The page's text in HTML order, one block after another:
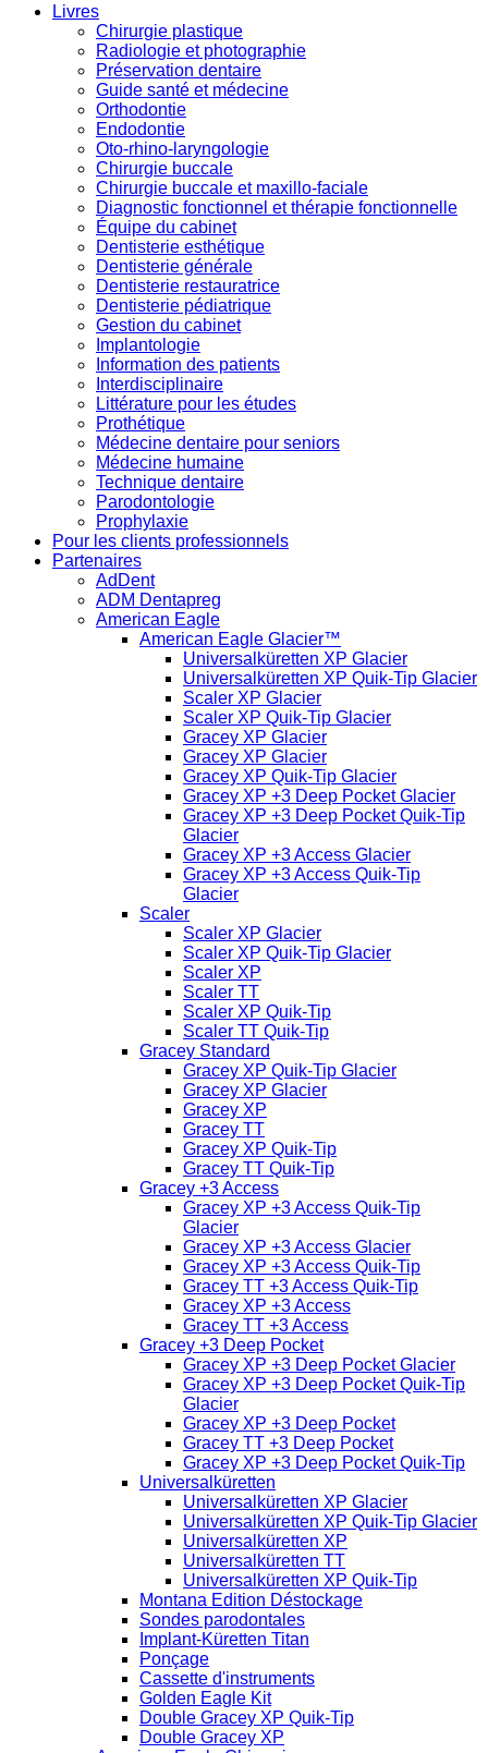
Livres
Chirurgie plastique
Radiologie et photographie
Préservation dentaire
Guide santé et médecine
Orthodontie
Endodontie
Oto-rhino-laryngologie
Chirurgie buccale
Chirurgie buccale et maxillo-faciale
Diagnostic fonctionnel et thérapie fonctionnelle
Équipe du cabinet
Dentisterie esthétique
Dentisterie générale
Dentisterie restauratrice
Dentisterie pédiatrique
Gestion du cabinet
Implantologie
Information des patients
Interdisciplinaire
Littérature pour les études
Prothétique
Médecine dentaire pour seniors
Médecine humaine
Technique dentaire
Parodontologie
Prophylaxie
Pour les clients professionnels
Partenaires
AdDent
ADM Dentapreg
American Eagle
American Eagle Glacier™
Universalküretten XP Glacier
Universalküretten XP Quik-Tip Glacier
Scaler XP Glacier
Scaler XP Quik-Tip Glacier
Gracey XP Glacier
Gracey XP Glacier
Gracey XP Quik-Tip Glacier
Gracey XP +3 Deep Pocket Glacier
Gracey XP +3 Deep Pocket Quik-Tip
Glacier
Gracey XP +3 Access Glacier
Gracey XP +3 Access Quik-Tip
Glacier
Scaler
Scaler XP Glacier
Scaler XP Quik-Tip Glacier
Scaler XP
Scaler TT
Scaler XP Quik-Tip
Scaler TT Quik-Tip
Gracey Standard
Gracey XP Quik-Tip Glacier
Gracey XP Glacier
Gracey XP
Gracey TT
Gracey XP Quik-Tip
Gracey TT Quik-Tip
Gracey +3 Access
Gracey XP +3 Access Quik-Tip
Glacier
Gracey XP +3 Access Glacier
Gracey XP +3 Access Quik-Tip
Gracey TT +3 Access Quik-Tip
Gracey XP +3 Access
Gracey TT +3 Access
Gracey +3 Deep Pocket
Gracey XP +3 Deep Pocket Glacier
Gracey XP +3 Deep Pocket Quik-Tip
Glacier
Gracey XP +3 Deep Pocket
Gracey TT +3 Deep Pocket
Gracey XP +3 Deep Pocket Quik-Tip
Universalküretten
Universalküretten XP Glacier
Universalküretten XP Quik-Tip Glacier
Universalküretten XP
Universalküretten TT
Universalküretten XP Quik-Tip
Montana Edition Déstockage
Sondes parodontales
Implant-Küretten Titan
Ponçage
Cassette d'instruments
Golden Eagle Kit
Double Gracey XP Quik-Tip
Double Gracey XP